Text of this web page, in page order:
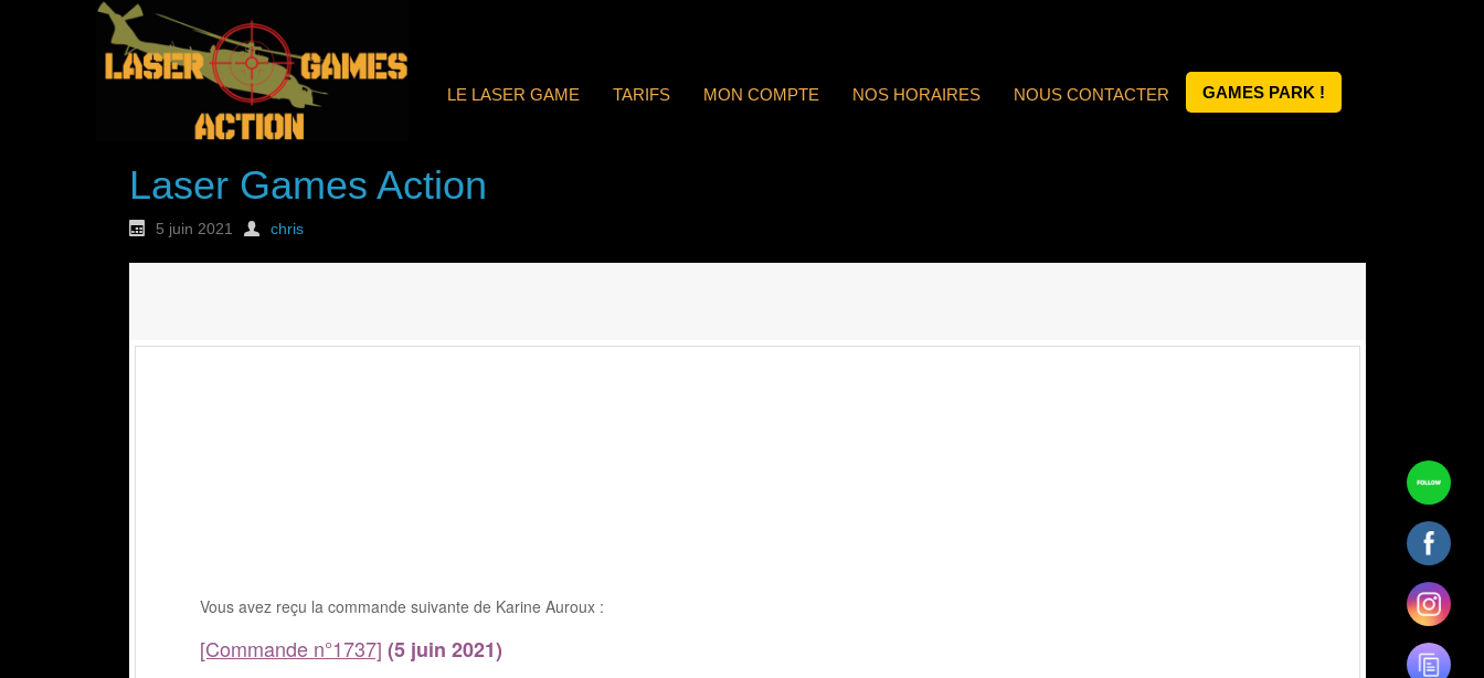
LE LASER GAME TARIFS MON COMPTE NOS HORAIRES NOUS CONTACTER GAMES PARK !
Laser Games Action
5 juin 2021 chris
Vous avez reçu la commande suivante de Karine Auroux :
[Commande n°1737] (5 juin 2021)